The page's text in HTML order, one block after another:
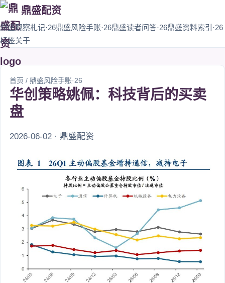
鼎盛配资
鼎盛观察札记·26鼎盛风险手账·26鼎盛读者问答·26鼎盛资料索引·26
标签关于
首页 / 鼎盛风险手账·26
华创策略姚佩：科技背后的买卖
盘
2026-06-02 · 鼎盛配资